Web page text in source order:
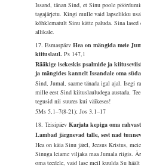
Issand, tänan Sind, et Sinu poole
tagajärjetu. Kingi mulle vaid lapselikku
kõhklematult Sinu kätte paluda. Sina lased
allikale.
17. EsmaspäevHea on mängida meie
kiituslaul.Ps 147,1
Rääkige isekeskis psalmide ja
ja mängides kannelt Issandale oma
Sind, Jumal, saame tänada igal ajal. Isegi
mille eest Sind kiituslauludega austada.
tegusid nii suures kui väikeses!
5Ms 5,1–7(8-21); Jos 3,1–17
18. TeisipäevKarjata kepiga oma
Lambad järgnevad talle, sest nad
Hea on käia Sinu järel, Jeesus Kristus,
Sinuga leiame viljaka maa Jumala riigis.
oma teedele, vaid lase meil kuulda Su